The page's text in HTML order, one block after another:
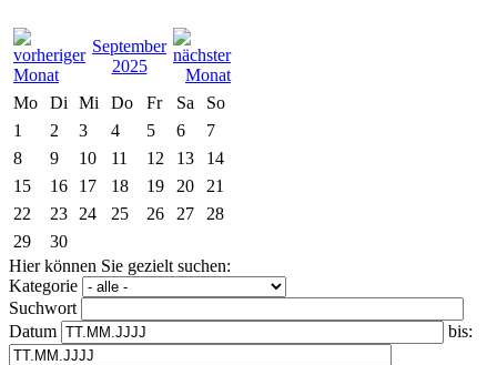
September
2025
Mo
Di Mi Do Fr Sa
So
1
2 3 4 5 6
7
8
9 10 11 12 13
14
15
16 17 18 19 20
21
22
23 24 25 26 27
28
29
30
Hier können Sie gezielt suchen:
Kategorie
Suchwort
Datum
bis: